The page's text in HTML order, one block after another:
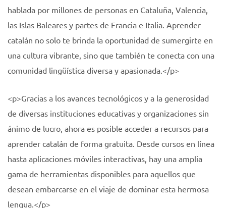
hablada por millones de personas en Cataluña, Valencia,
las Islas Baleares y partes de Francia e Italia. Aprender
catalán no solo te brinda la oportunidad de sumergirte en
una cultura vibrante, sino que también te conecta con una
comunidad lingüística diversa y apasionada.</p>
<p>Gracias a los avances tecnológicos y a la generosidad
de diversas instituciones educativas y organizaciones sin
ánimo de lucro, ahora es posible acceder a recursos para
aprender catalán de forma gratuita. Desde cursos en línea
hasta aplicaciones móviles interactivas, hay una amplia
gama de herramientas disponibles para aquellos que
desean embarcarse en el viaje de dominar esta hermosa
lengua.</p>